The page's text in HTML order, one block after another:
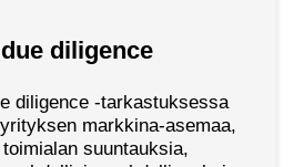
diligence
diligence -tarkastuksessa
markkina-asemaa,
suuntauksia,